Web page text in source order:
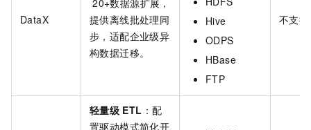
DataX
20+数据源扩展，
提供离线批处理同
步，适配企业级异
构数据迁移。
Hive
ODPS
HBase
FTP
不支持
轻量级 ETL ：配
置驱动模式简化开